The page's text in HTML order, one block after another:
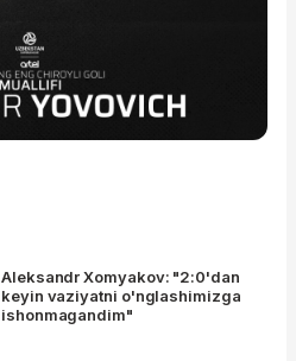
Aleksandr Xomyakov: "2:0'dan
keyin vaziyatni o'nglashimizga
ishonmagandim"